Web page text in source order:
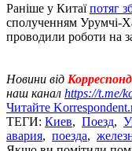
Раніше у Китаїпотяг
сполученням Урумчі-
проводили роботи на
Новини від
наш канал https://t.me/
Читайте
ТЕГИ: Киев, Поезд,
авария, поезда,